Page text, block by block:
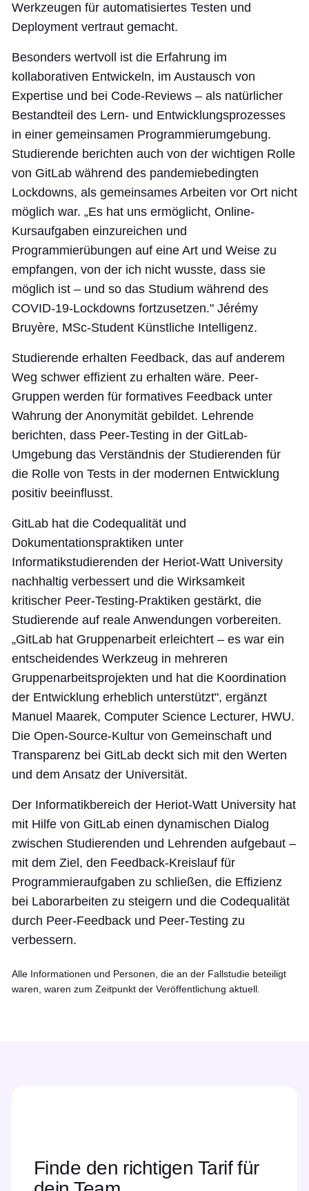
Werkzeugen für automatisiertes Testen und
Deployment vertraut gemacht.
Besonders wertvoll ist die Erfahrung im
kollaborativen Entwickeln, im Austausch von
Expertise und bei Code-Reviews – als natürlicher
Bestandteil des Lern- und Entwicklungsprozesses
in einer gemeinsamen Programmierumgebung.
Studierende berichten auch von der wichtigen Rolle
von GitLab während des pandemiebedingten
Lockdowns, als gemeinsames Arbeiten vor Ort nicht
möglich war. „Es hat uns ermöglicht, Online-
Kursaufgaben einzureichen und
Programmierübungen auf eine Art und Weise zu
empfangen, von der ich nicht wusste, dass sie
möglich ist – und so das Studium während des
COVID-19-Lockdowns fortzusetzen." Jérémy
Bruyère, MSc-Student Künstliche Intelligenz.
Studierende erhalten Feedback, das auf anderem
Weg schwer effizient zu erhalten wäre. Peer-
Gruppen werden für formatives Feedback unter
Wahrung der Anonymität gebildet. Lehrende
berichten, dass Peer-Testing in der GitLab-
Umgebung das Verständnis der Studierenden für
die Rolle von Tests in der modernen Entwicklung
positiv beeinflusst.
GitLab hat die Codequalität und
Dokumentationspraktiken unter
Informatikstudierenden der Heriot-Watt University
nachhaltig verbessert und die Wirksamkeit
kritischer Peer-Testing-Praktiken gestärkt, die
Studierende auf reale Anwendungen vorbereiten.
„GitLab hat Gruppenarbeit erleichtert – es war ein
entscheidendes Werkzeug in mehreren
Gruppenarbeitsprojekten und hat die Koordination
der Entwicklung erheblich unterstützt", ergänzt
Manuel Maarek, Computer Science Lecturer, HWU.
Die Open-Source-Kultur von Gemeinschaft und
Transparenz bei GitLab deckt sich mit den Werten
und dem Ansatz der Universität.
Der Informatikbereich der Heriot-Watt University hat
mit Hilfe von GitLab einen dynamischen Dialog
zwischen Studierenden und Lehrenden aufgebaut –
mit dem Ziel, den Feedback-Kreislauf für
Programmieraufgaben zu schließen, die Effizienz
bei Laborarbeiten zu steigern und die Codequalität
durch Peer-Feedback und Peer-Testing zu
verbessern.
Alle Informationen und Personen, die an der Fallstudie beteiligt
waren, waren zum Zeitpunkt der Veröffentlichung aktuell.
Finde den richtigen Tarif für